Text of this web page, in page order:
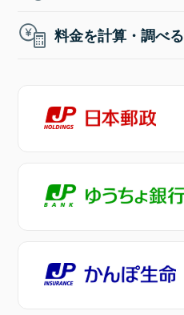
料金を計算・調べる